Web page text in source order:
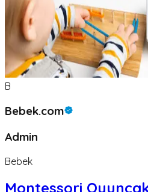
B
Bebek.com
Admin
Bebek
Montessori